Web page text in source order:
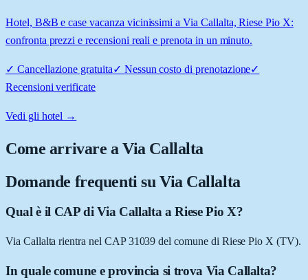
Hotel, B&B e case vacanza vicinissimi a Via Callalta, Riese Pio X:
confronta prezzi e recensioni reali e prenota in un minuto.
✓ Cancellazione gratuita✓ Nessun costo di prenotazione✓
Recensioni verificate
Vedi gli hotel →
Come arrivare aVia Callalta
Domande frequenti su Via Callalta
Qual è il CAP di Via Callalta a Riese Pio X?
Via Callalta rientra nel CAP 31039 del comune di Riese Pio X (TV).
In quale comune e provincia si trova Via Callalta?